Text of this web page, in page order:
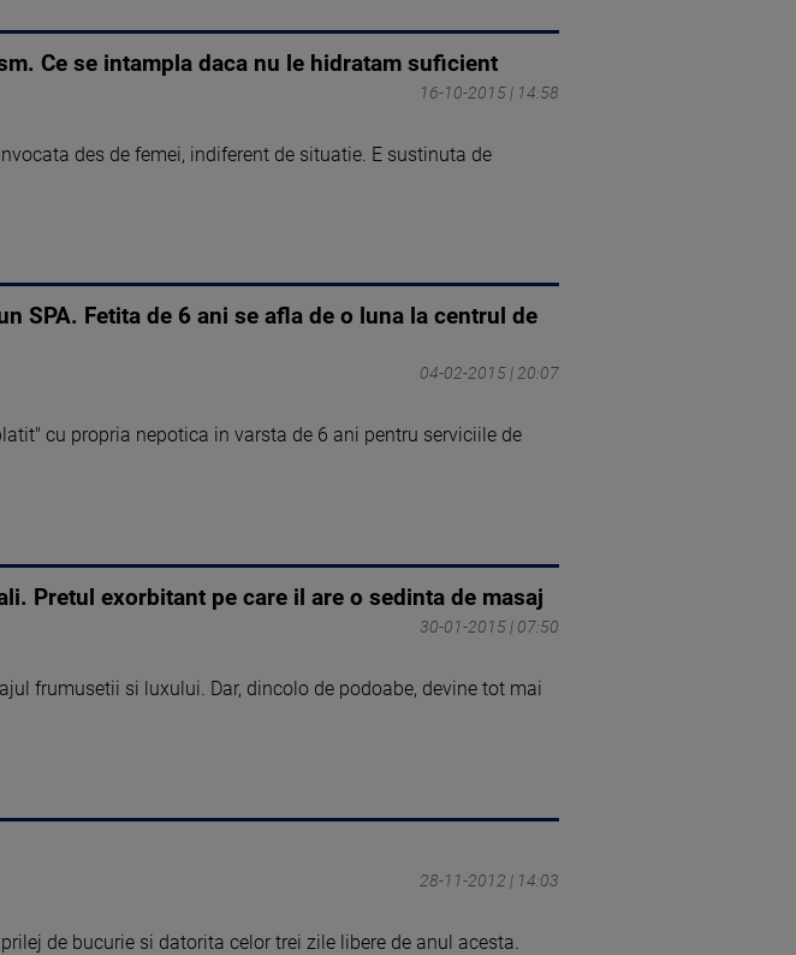
Ce se intampla daca nu le hidratam suficient
16-10-2015 | 14:58
des de femei, indiferent de situatie. E sustinuta de
SPA. Fetita de 6 ani se afla de o luna la centrul de
04-02-2015 | 20:07
cu propria nepotica in varsta de 6 ani pentru serviciile de
Pretul exorbitant pe care il are o sedinta de masaj
30-01-2015 | 07:50
frumusetii si luxului. Dar, dincolo de podoabe, devine tot mai
28-11-2012 | 14:03
de bucurie si datorita celor trei zile libere de anul acesta.